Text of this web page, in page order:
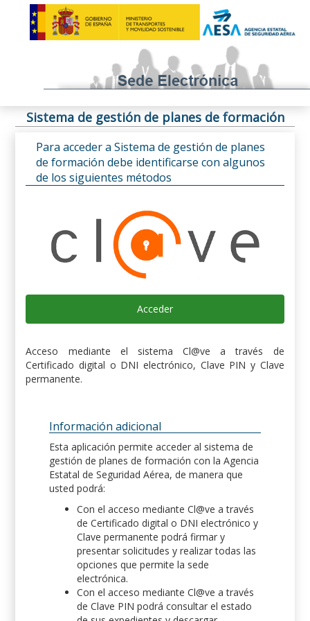
Sistema de gestión de planes de formación
Para acceder a Sistema de gestión de planes
de formación debe identificarse con algunos
de los siguientes métodos
Acceder
Acceso mediante el sistema Cl@ve a través de
Certificado digital o DNI electrónico, Clave PIN y Clave
permanente.
Información adicional
Esta aplicación permite acceder al sistema de
gestión de planes de formación con la Agencia
Estatal de Seguridad Aérea, de manera que
usted podrá:
Con el acceso mediante Cl@ve a través
de Certificado digital o DNI electrónico y
Clave permanente podrá firmar y
presentar solicitudes y realizar todas las
opciones que permite la sede
electrónica.
Con el acceso mediante Cl@ve a través
de Clave PIN podrá consultar el estado